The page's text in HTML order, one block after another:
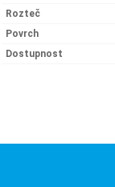
Rozteč
Povrch
Dostupnost